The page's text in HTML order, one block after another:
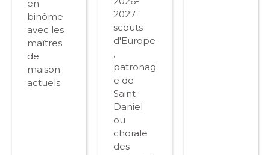
en
binôme
avec les
maîtres
de
maison
actuels.
2027 :
scouts
d'Europe
,
patronag
e de
Saint-
Daniel
ou
chorale
des